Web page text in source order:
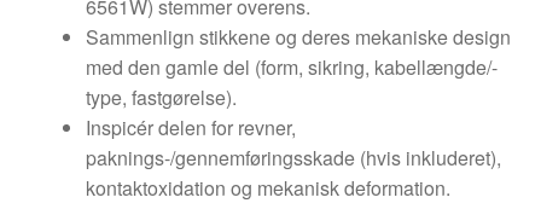
6561W) stemmer overens.
Sammenlign stikkene og deres mekaniske design
med den gamle del (form, sikring, kabellængde/-
type, fastgørelse).
Inspicér delen for revner,
paknings-/gennemføringsskade (hvis inkluderet),
kontaktoxidation og mekanisk deformation.